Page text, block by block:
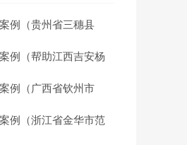
例（贵州省三穗县
例（帮助江西吉安杨
例（广西省钦州市
例（浙江省金华市范